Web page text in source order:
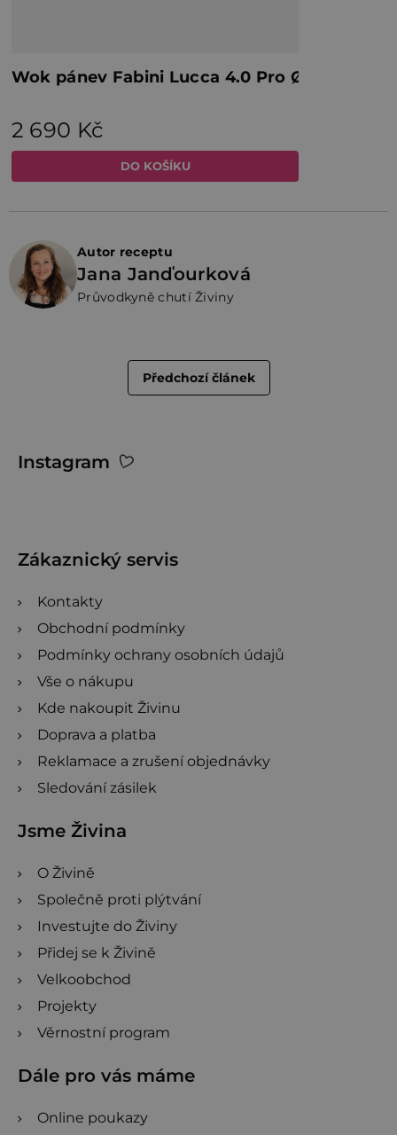
Autor receptu
Jana Janďourková
Průvodkyně chutí Živiny
Předchozí článek
Instagram
Zákaznický servis
Kontakty
Obchodní podmínky
Podmínky ochrany osobních údajů
Vše o nákupu
Kde nakoupit Živinu
Doprava a platba
Reklamace a zrušení objednávky
Sledování zásilek
Jsme Živina
O Živině
Společně proti plýtvání
Investujte do Živiny
Přidej se k Živině
Velkoobchod
Projekty
Věrnostní program
Dále pro vás máme
Online poukazy